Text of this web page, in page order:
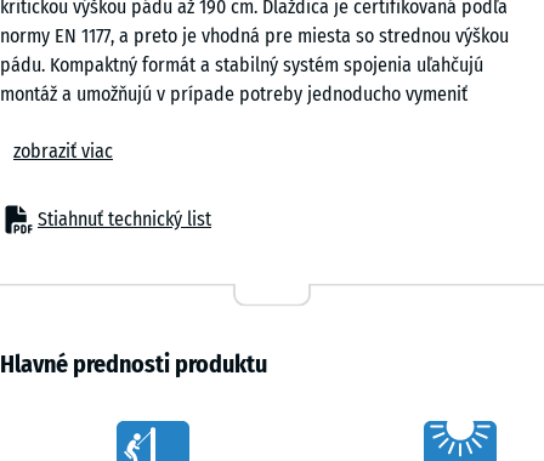
kritickou výškou pádu až 190 cm. Dlaždica je certifikovaná podľa
normy EN 1177, a preto je vhodná pre miesta so strednou výškou
pádu. Kompaktný formát a stabilný systém spojenia uľahčujú
montáž a umožňujú v prípade potreby jednoducho vymeniť
Použitie
chrániť deti pri páde z výšky do 190 cm. Typickými miestami použitia
sú herné zariadenia so strednou až väčšou výškou, napríklad
šmykľavky alebo rozsiahlejšie herné zostavy na školských dvoroch a
Konštrukcia a materiál
Dlaždica je vyrobená z gumového granulátu ELT spojeného
označuje granulát získaný recykláciou použitých pneumatík. Pri
zobraziť viac
Stiahnuť technický list
Hlavné prednosti produktu
Characteristics